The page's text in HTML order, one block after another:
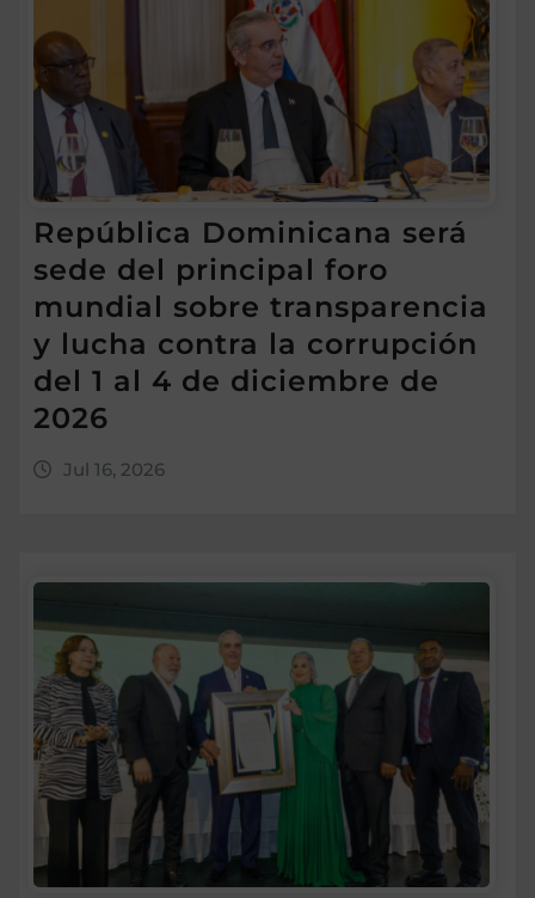
República Dominicana será
sede del principal foro
mundial sobre transparencia
y lucha contra la corrupción
del 1 al 4 de diciembre de
2026
Jul 16, 2026